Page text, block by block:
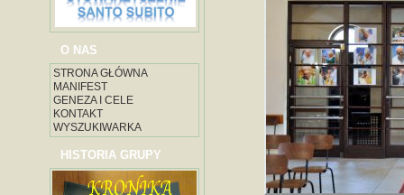
O NAS
STRONA GŁÓWNA
MANIFEST
GENEZA I CELE
KONTAKT
WYSZUKIWARKA
HISTORIA GRUPY